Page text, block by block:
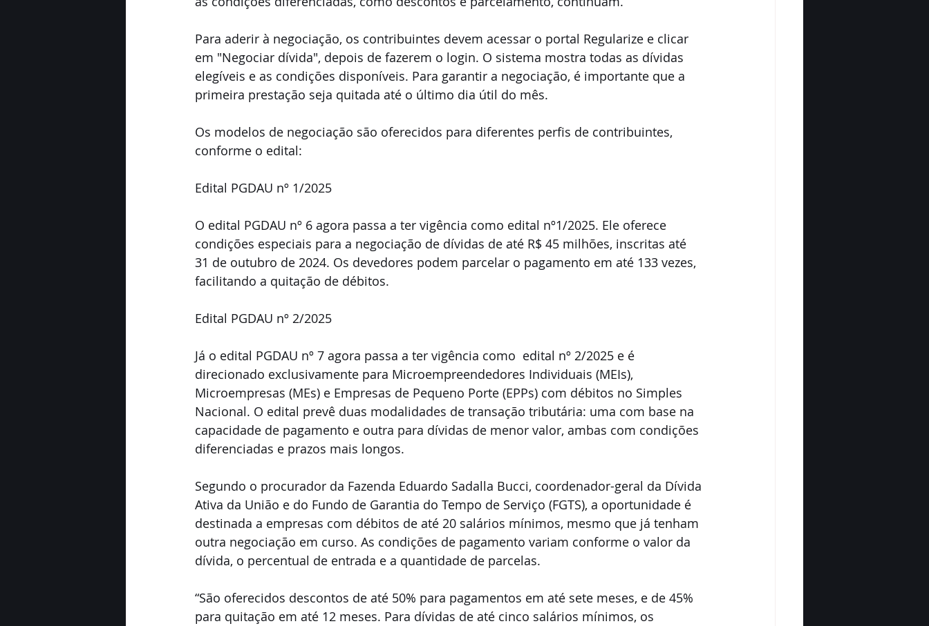
Para aderir à negociação, os contribuintes devem acessar o portal Regularize e clicar
em "Negociar dívida", depois de fazerem o login. O sistema mostra todas as dívidas
elegíveis e as condições disponíveis. Para garantir a negociação, é importante que a
primeira prestação seja quitada até o último dia útil do mês.
Os modelos de negociação são oferecidos para diferentes perfis de contribuintes,
conforme o edital:
Edital PGDAU nº 1/2025
O edital PGDAU nº 6 agora passa a ter vigência como edital nº1/2025. Ele oferece
condições especiais para a negociação de dívidas de até R$ 45 milhões, inscritas até
31 de outubro de 2024. Os devedores podem parcelar o pagamento em até 133 vezes,
facilitando a quitação de débitos.
Edital PGDAU nº 2/2025
Já o edital PGDAU nº 7 agora passa a ter vigência como  edital nº 2/2025 e é
direcionado exclusivamente para Microempreendedores Individuais (MEIs),
Microempresas (MEs) e Empresas de Pequeno Porte (EPPs) com débitos no Simples
Nacional. O edital prevê duas modalidades de transação tributária: uma com base na
capacidade de pagamento e outra para dívidas de menor valor, ambas com condições
diferenciadas e prazos mais longos.
Segundo o procurador da Fazenda Eduardo Sadalla Bucci, coordenador-geral da Dívida
Ativa da União e do Fundo de Garantia do Tempo de Serviço (FGTS), a oportunidade é
destinada a empresas com débitos de até 20 salários mínimos, mesmo que já tenham
outra negociação em curso. As condições de pagamento variam conforme o valor da
dívida, o percentual de entrada e a quantidade de parcelas.
“São oferecidos descontos de até 50% para pagamentos em até sete meses, e de 45%
para quitação em até 12 meses. Para dívidas de até cinco salários mínimos, os